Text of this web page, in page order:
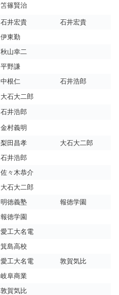
笘篠賢治
石井宏貴
石井宏貴
伊東勤
秋山幸二
平野謙
中根仁
石井浩郎
大石大二郎
石井浩郎
金村義明
梨田昌孝
大石大二郎
石井浩郎
佐々木恭介
大石大二郎
明徳義塾
報徳学園
報徳学園
愛工大名電
箕島高校
愛工大名電
敦賀気比
岐阜商業
敦賀気比